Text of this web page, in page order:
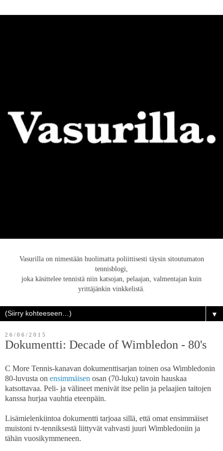
Vasurilla on nimestään huolimatta poliittisesti täysin sitoutumaton
tennisblogi,
joka käsittelee tennistä niin katsojan, pelaajan, valmentajan kuin
yrittäjänkin vinkkelistä.
▼
26/06/2015
Dokumentti: Decade of Wimbledon - 80's
C More Tennis-kanavan dokumenttisarjan toinen osa Wimbledonin
80-luvusta on ensimmäisen osan (70-luku) tavoin hauskaa
katsottavaa. Peli- ja välineet menivät itse pelin ja pelaajien taitojen
kanssa hurjaa vauhtia eteenpäin.
Lisämielenkiintoa dokumentti tarjoaa sillä, että omat ensimmäiset
muistoni tv-tenniksestä liittyvät vahvasti juuri Wimbledoniin ja
tähän vuosikymmeneen.